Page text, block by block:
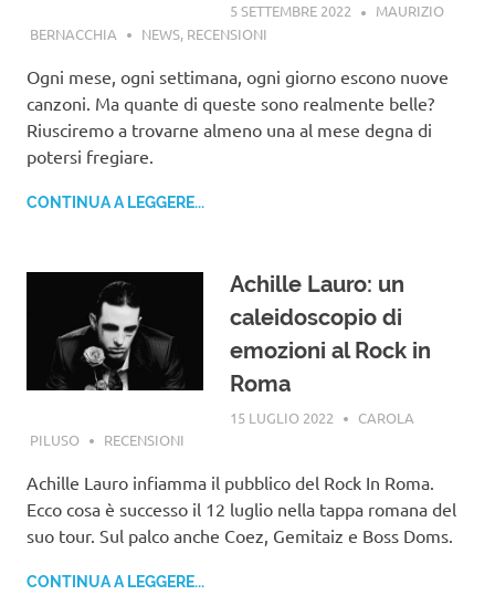
5 SETTEMBRE 2022
MAURIZIO
BERNACCHIA
NEWS, RECENSIONI
Ogni mese, ogni settimana, ogni giorno escono nuove
canzoni. Ma quante di queste sono realmente belle?
Riusciremo a trovarne almeno una al mese degna di
potersi fregiare.
CONTINUA A LEGGERE...
Achille Lauro: un
caleidoscopio di
emozioni al Rock in
Roma
15 LUGLIO 2022
CAROLA
PILUSO
RECENSIONI
Achille Lauro infiamma il pubblico del Rock In Roma.
Ecco cosa è successo il 12 luglio nella tappa romana del
suo tour. Sul palco anche Coez, Gemitaiz e Boss Doms.
CONTINUA A LEGGERE...